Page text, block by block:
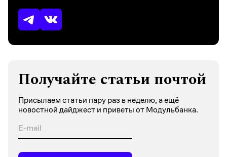
Получайте статьи почтой
Присылаем статьи пару раз в неделю, а ещё
новостной дайджест и приветы от Модульбанка.